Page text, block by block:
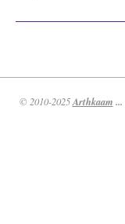
© 2010-2025Arthkaam ...